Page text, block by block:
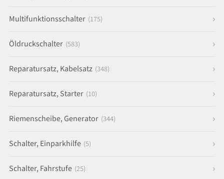
Multifunktionsschalter (175)
Öldruckschalter (583)
Reparatursatz, Kabelsatz (348)
Reparatursatz, Starter (10)
Riemenscheibe, Generator (344)
Schalter, Einparkhilfe (5)
Schalter, Fahrstufe (25)